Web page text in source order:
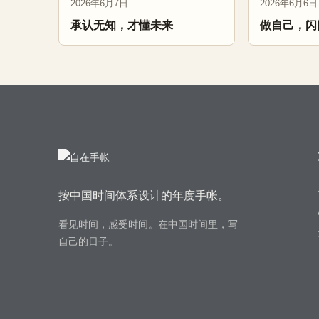
2026年6月7日
承认无知，才懂未来
2026年6月6日
做自己，
按中国时间体系设计的年度手帐。
看见时间，感受时间。在中国时间里，写
自己的日子。